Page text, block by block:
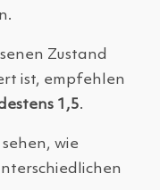
Zustand
ist, empfehlen
1,5.
wie